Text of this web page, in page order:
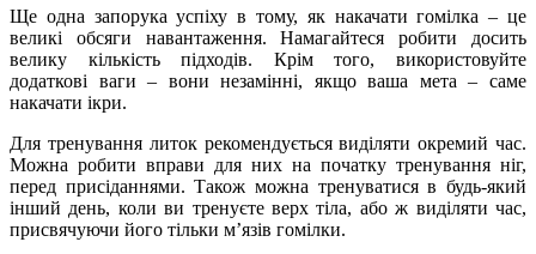
Ще одна запорука успіху в тому, як накачати гомілка – це
великі обсяги навантаження. Намагайтеся робити досить
велику кількість підходів. Крім того, використовуйте
додаткові ваги – вони незамінні, якщо ваша мета – саме
накачати ікри.
Для тренування литок рекомендується виділяти окремий час.
Можна робити вправи для них на початку тренування ніг,
перед присіданнями. Також можна тренуватися в будь-який
інший день, коли ви тренуєте верх тіла, або ж виділяти час,
присвячуючи його тільки м’язів гомілки.